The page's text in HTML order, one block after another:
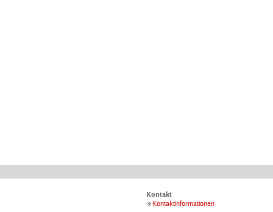
Kontakt
Kontaktinformationen